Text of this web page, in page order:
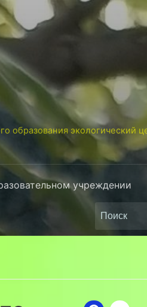
образования экологический
учреждении
Поиск
по: